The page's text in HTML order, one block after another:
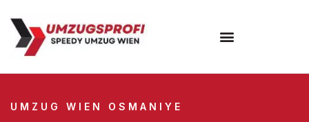
UMZUG WIEN OSMANIYE